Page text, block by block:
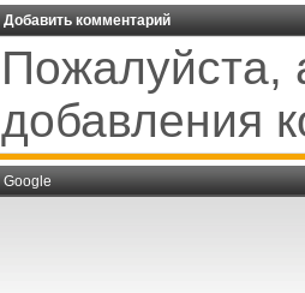
Добавить комментарий
Пожалуйста,
добавления
Google